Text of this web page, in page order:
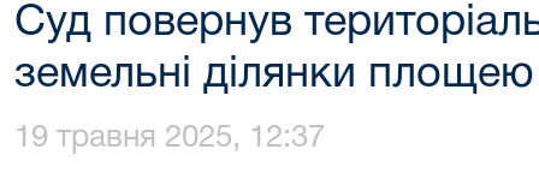
Суд повернув
земельні ділянки
19 травня 2025, 12:37